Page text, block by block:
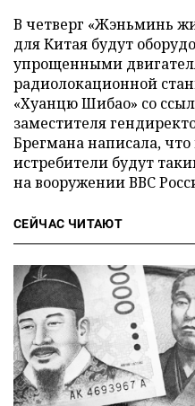
В четверг «Жэньминь
для Китая будут
упрощенными
радиолокационной
«Хуанцю Шибао» со
заместителя
Брегмана написала,
истребители будут
на вооружении ВВС
СЕЙЧАС ЧИТАЮТ